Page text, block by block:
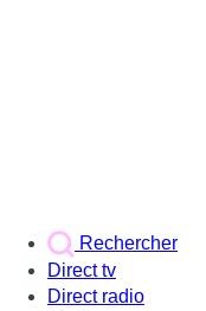
Rechercher
Direct tv
Direct radio